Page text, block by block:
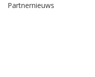
Partnernieuws